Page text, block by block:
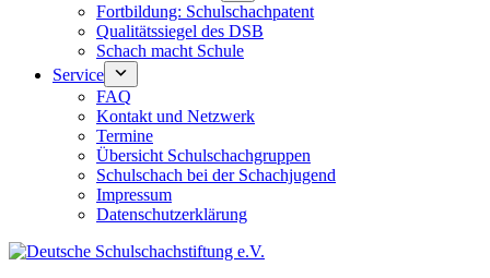
Fortbildung: Schulschachpatent
Qualitätssiegel des DSB
Schach macht Schule
Service
FAQ
Kontakt und Netzwerk
Termine
Übersicht Schulschachgruppen
Schulschach bei der Schachjugend
Impressum
Datenschutzerklärung